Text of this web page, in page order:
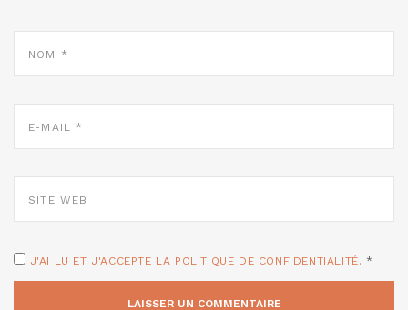
MAIL
WEB
J'AI LU ET J'ACCEPTE LA POLITIQUE DE CONFIDENTIALITÉ. *